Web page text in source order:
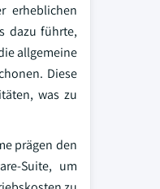
erheblichen
dazu führte,
allgemeine
Diese
was zu
prägen den
Suite, um